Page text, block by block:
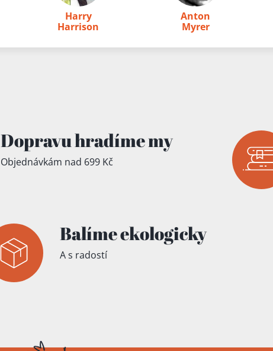
Harry
Harrison
Anton
Myrer
Dopravu hradíme my
Objednávkám nad 699 Kč
Balíme ekologicky
A s radostí